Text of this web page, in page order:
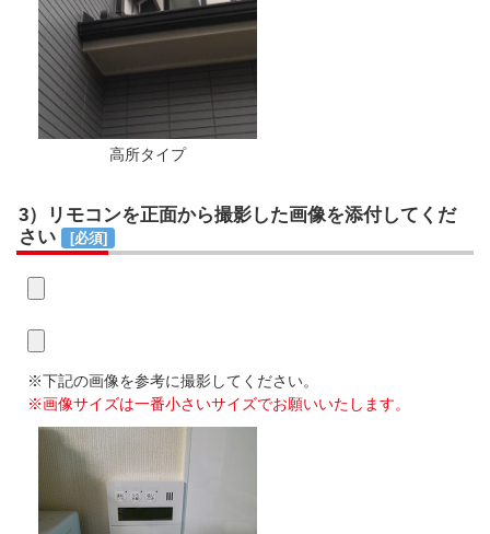
高所タイプ
3）リモコンを正面から撮影した画像を添付してくだ
さい
[必須]
※下記の画像を参考に撮影してください。
※画像サイズは一番小さいサイズでお願いいたします。